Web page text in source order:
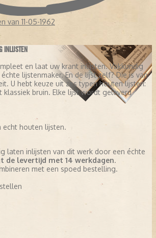
van 11-05-1962
INLIJSTEN
en laat uw krant inlijsten. Vakkundig
lijstenmaker. En de lijst zelf? Die is van
U hebt keuze uit zes typen houten lijsten:
klassiek bruin. Elke lijst wordt geleverd
echt houten lijsten.
laten inlijsten van dit werk door een échte
de levertijd met 14 werkdagen.
met een spoed bestelling.